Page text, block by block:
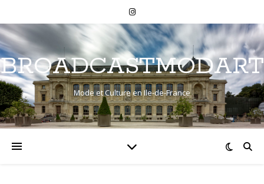
BROADCASTMODART
Mode et Culture en Ile-de-France